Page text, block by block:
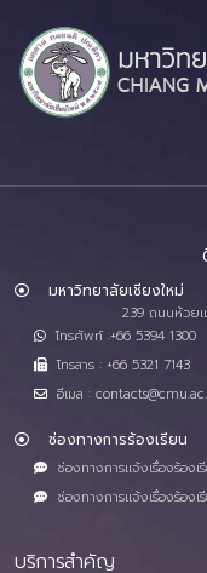
มหาวิทยาลัยเชียงใหม่
239 ถนนห้วย
โทรศัพท์ :+66 5394 1300
โทรสาร : +66 5321 7143
อีเมล :
ช่องทางการร้องเรียน
ช่องทางการแจ้งเรื่องร้อง
ช่องทางการแจ้งเรื่องร้อง
บริการสำคัญ